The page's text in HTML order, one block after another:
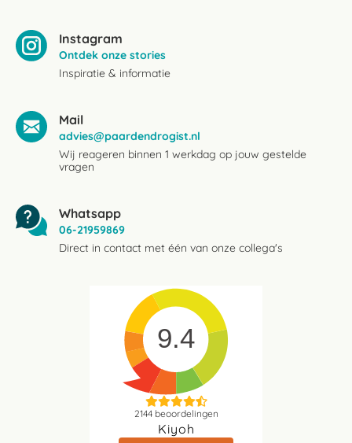
Instagram
Ontdek onze stories
Inspiratie & informatie
Mail
advies@paardendrogist.nl
Wij reageren binnen 1 werkdag op jouw gestelde
vragen
Whatsapp
06-21959869
Direct in contact met één van onze collega's
9.4
2144beoordelingen
Kiyoh